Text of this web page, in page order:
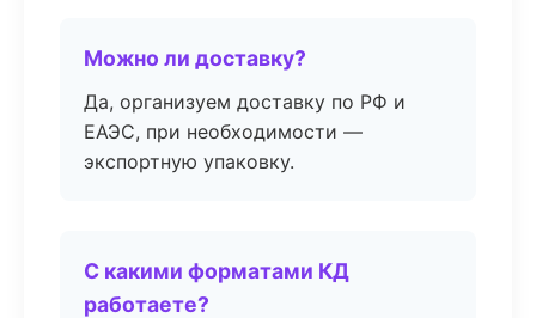
Можно ли доставку?
Да, организуем доставку по РФ и
ЕАЭС, при необходимости —
экспортную упаковку.
С какими форматами КД
работаете?